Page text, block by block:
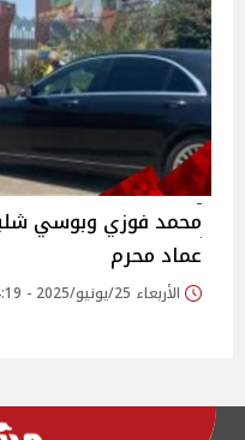
محمد فوزي وبوسي
عماد محرم‎
الأربعاء 25/يونيو/2025 - 04:19 م